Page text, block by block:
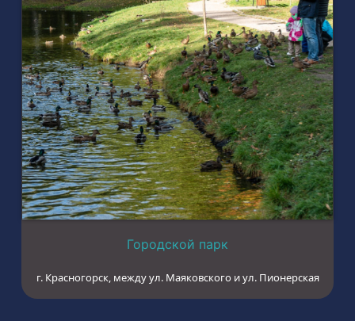
Городской парк
г. Красногорск, между ул. Маяковского и ул. Пионерская